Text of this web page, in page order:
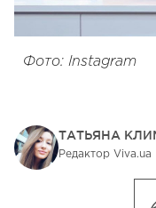
Фото: Instagram
ТАТЬЯНА
Редактор Viva.ua